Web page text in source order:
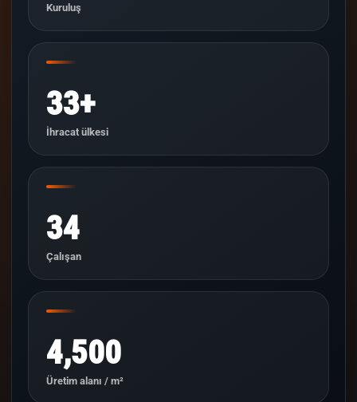
Kuruluş
33+
İhracat ülkesi
34
Çalışan
4,500
Üretim alanı / m²